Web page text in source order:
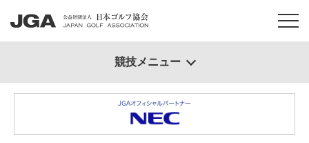
競技メニュー